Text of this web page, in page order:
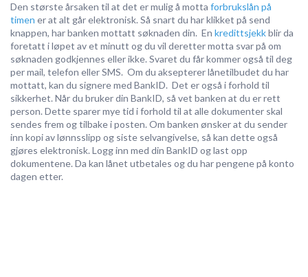
Den største årsaken til at det er mulig å motta forbrukslån på
timen er at alt går elektronisk. Så snart du har klikket på send
knappen, har banken mottatt søknaden din. En kredittsjekkblir da
foretatt i løpet av et minutt og du vil deretter motta svar på om
søknaden godkjennes eller ikke. Svaret du får kommer også til deg
per mail, telefon eller SMS. Om du aksepterer lånetilbudet du har
mottatt, kan du signere med BankID. Det er også i forhold til
sikkerhet. Når du bruker din BankID, så vet banken at du er rett
person. Dette sparer mye tid i forhold til at alle dokumenter skal
sendes frem og tilbake i posten. Om banken ønsker at du sender
inn kopi av lønnsslipp og siste selvangivelse, så kan dette også
gjøres elektronisk. Logg inn med din BankID og last opp
dokumentene. Da kan lånet utbetales og du har pengene på konto
dagen etter.